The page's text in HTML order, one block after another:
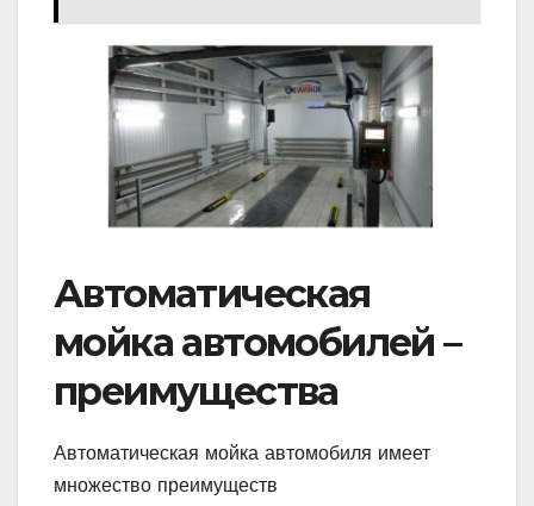
Автоматическая
мойка автомобилей –
преимущества
Автоматическая мойка автомобиля имеет
множество преимуществ